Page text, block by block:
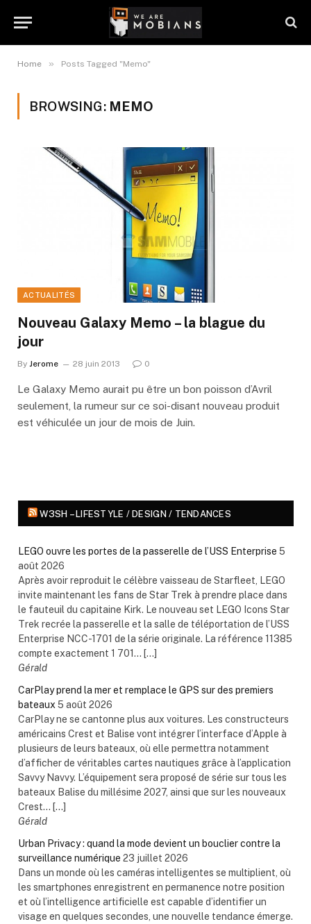
Home » Posts Tagged "Memo"
BROWSING: MEMO
ACTUALITÉS
Nouveau Galaxy Memo – la blague du
jour
By Jerome 28 juin 2013 0
Le Galaxy Memo aurait pu être un bon poisson d’Avril
seulement, la rumeur sur ce soi-disant nouveau produit
est véhiculée un jour de mois de Juin.
W3SH – LIFESTYLE / DESIGN / TENDANCES
LEGO ouvre les portes de la passerelle de l’USS Enterprise 5
août 2026
Après avoir reproduit le célèbre vaisseau de Starfleet, LEGO
invite maintenant les fans de Star Trek à prendre place dans
le fauteuil du capitaine Kirk. Le nouveau set LEGO Icons Star
Trek recrée la passerelle et la salle de téléportation de l’USS
Enterprise NCC-1701 de la série originale. La référence 11385
compte exactement 1 701... […]
Gérald
CarPlay prend la mer et remplace le GPS sur des premiers
bateaux 5 août 2026
CarPlay ne se cantonne plus aux voitures. Les constructeurs
américains Crest et Balise vont intégrer l’interface d’Apple à
plusieurs de leurs bateaux, où elle permettra notamment
d’afficher de véritables cartes nautiques grâce à l’application
Savvy Navvy. L’équipement sera proposé de série sur tous les
bateaux Balise du millésime 2027, ainsi que sur les nouveaux
Crest... […]
Gérald
Urban Privacy : quand la mode devient un bouclier contre la
surveillance numérique 23 juillet 2026
Dans un monde où les caméras intelligentes se multiplient, où
les smartphones enregistrent en permanence notre position
et où l’intelligence artificielle est capable d’identifier un
visage en quelques secondes, une nouvelle tendance émerge.